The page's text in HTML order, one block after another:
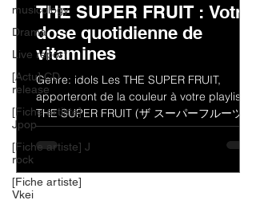
musicology
Drama
Live report
[Actu] CD
release
[Fiche artiste]
Jpop
[Fiche artiste] J
rock
[Fiche artiste]
Vkei
THE SUPER FRUIT : Votre
dose quotidienne de
vitamines
Genre: idols Les THE SUPER FRUIT,
apporteront de la couleur à votre playlist !
THE SUPER FRUIT (ザ スーパーフルーツ)
est un groupe de jeunes...